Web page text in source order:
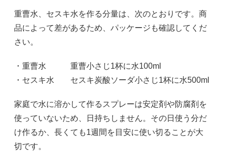
重曹水、セスキ水を作る分量は、次のとおりです。商
品によって差があるため、パッケージも確認してくだ
さい。
・重曹水 重曹小さじ1杯に水100ml
・セスキ水 セスキ炭酸ソーダ小さじ1杯に水500ml
家庭で水に溶かして作るスプレーは安定剤や防腐剤を
使っていないため、日持ちしません。その日使う分だ
け作るか、長くても1週間を目安に使い切ることが大
切です。